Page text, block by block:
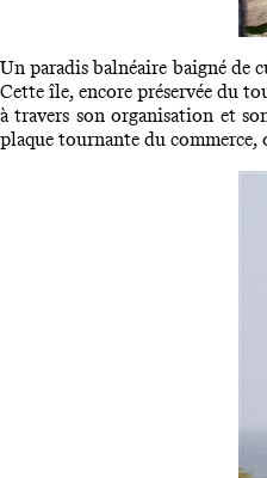
Un paradis balnéaire baigné de
Cette île, encore préservée du
à travers son organisation et
plaque tournante du commerce,